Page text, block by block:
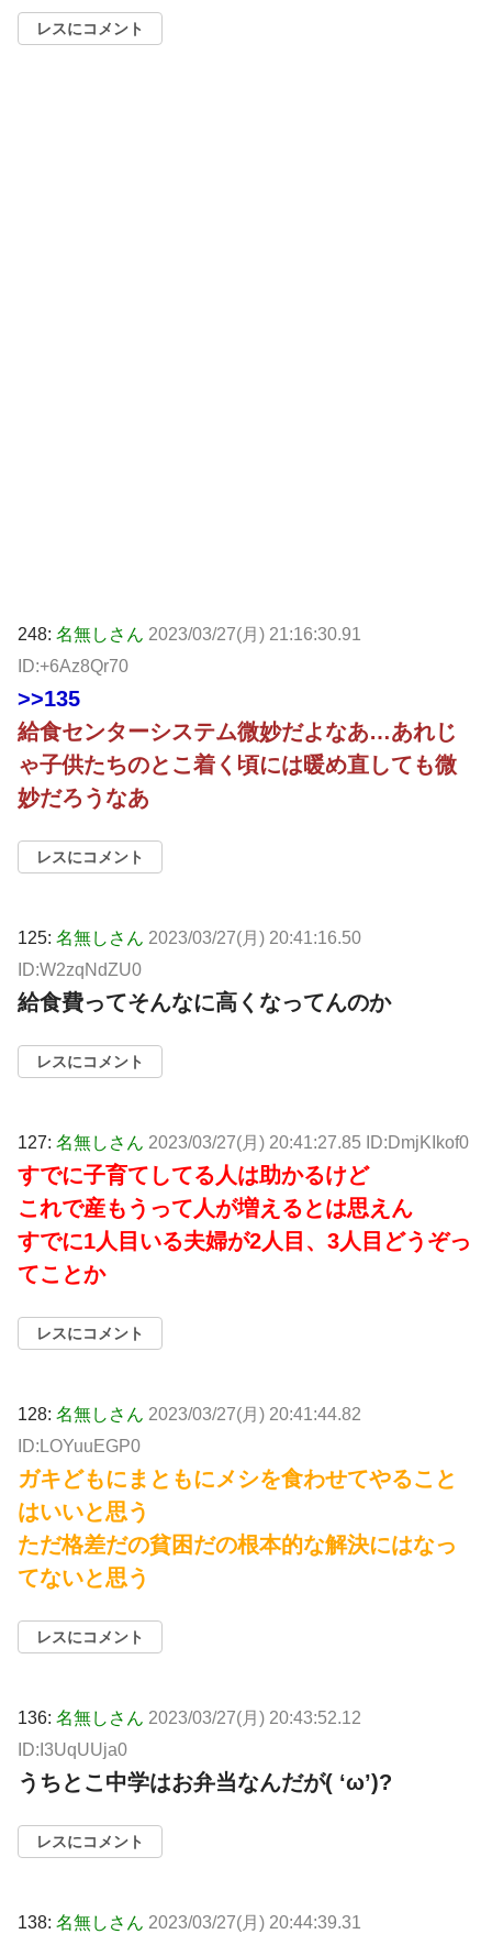
レスにコメント
248: 名無しさん 2023/03/27(月) 21:16:30.91
ID:+6Az8Qr70
>>135
給食センターシステム微妙だよなあ…あれじ
ゃ子供たちのとこ着く頃には暖め直しても微
妙だろうなあ
レスにコメント
125: 名無しさん 2023/03/27(月) 20:41:16.50
ID:W2zqNdZU0
給食費ってそんなに高くなってんのか
レスにコメント
127: 名無しさん 2023/03/27(月) 20:41:27.85 ID:DmjKIkof0
すでに子育てしてる人は助かるけど
これで産もうって人が増えるとは思えん
すでに1人目いる夫婦が2人目、3人目どうぞっ
てことか
レスにコメント
128: 名無しさん 2023/03/27(月) 20:41:44.82
ID:LOYuuEGP0
ガキどもにまともにメシを食わせてやること
はいいと思う
ただ格差だの貧困だの根本的な解決にはなっ
てないと思う
レスにコメント
136: 名無しさん 2023/03/27(月) 20:43:52.12
ID:I3UqUUja0
うちとこ中学はお弁当なんだが( ‘ω’)?
レスにコメント
138: 名無しさん 2023/03/27(月) 20:44:39.31